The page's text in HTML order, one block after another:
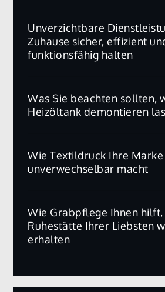
Unverzichtbare
Zuhause sicher, effizient
funktionsfähig halten
Was Sie beachten sollten,
Heizöltank demontieren
Wie Textildruck Ihre
unverwechselbar macht
Wie Grabpflege Ihnen
Ruhestätte Ihrer Liebsten
erhalten